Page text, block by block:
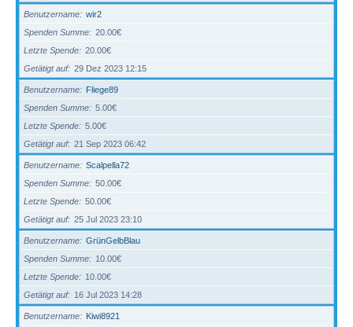
Benutzername
wir2
Spenden Summe
20.00€
Letzte Spende
20.00€
Getätigt auf
29 Dez 2023 12:15
Benutzername
Fliege89
Spenden Summe
5.00€
Letzte Spende
5.00€
Getätigt auf
21 Sep 2023 06:42
Benutzername
Scalpella72
Spenden Summe
50.00€
Letzte Spende
50.00€
Getätigt auf
25 Jul 2023 23:10
Benutzername
GrünGelbBlau
Spenden Summe
10.00€
Letzte Spende
10.00€
Getätigt auf
16 Jul 2023 14:28
Benutzername
Kiwi8921